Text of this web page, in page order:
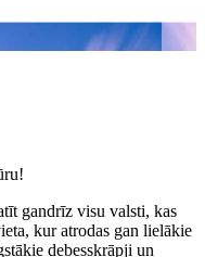
gandrīz visu valsti, kas
kur atrodas gan lielākie
debesskrāpji un